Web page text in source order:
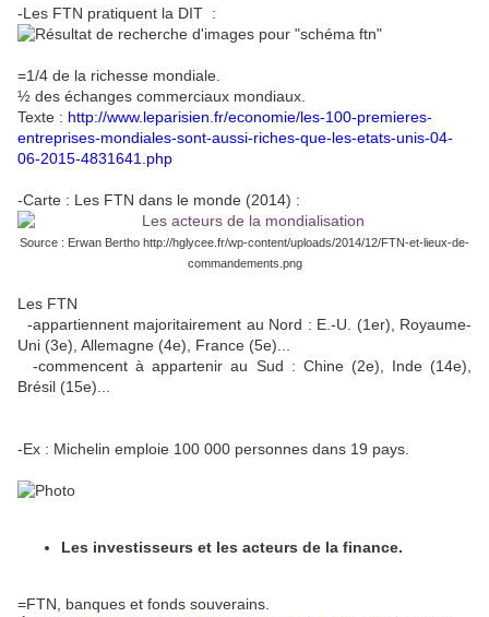
-Les FTN pratiquent la DIT :
=1/4 de la richesse mondiale.
½ des échanges commerciaux mondiaux.
Texte : http://www.leparisien.fr/economie/les-100-premieres-
entreprises-mondiales-sont-aussi-riches-que-les-etats-unis-04-
06-2015-4831641.php
-Carte : Les FTN dans le monde (2014) :
Source : Erwan Bertho http://hglycee.fr/wp-content/uploads/2014/12/FTN-et-lieux-de-
commandements.png
Les FTN
-appartiennent majoritairement au Nord : E.-U. (1er), Royaume-
Uni (3e), Allemagne (4e), France (5e)...
-commencent à appartenir au Sud : Chine (2e), Inde (14e),
Brésil (15e)...
-Ex : Michelin emploie 100 000 personnes dans 19 pays.
Les investisseurs et les acteurs de la finance.
=FTN, banques et fonds souverains.